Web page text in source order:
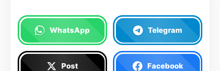
WhatsApp Telegram
Post Facebook